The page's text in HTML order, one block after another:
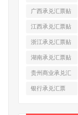
现(874)
广西承兑汇票贴
现(278)
江西承兑汇票贴
现(366)
浙江承兑汇票贴
现(691)
湖南承兑汇票贴
现(453)
贵州商业承兑汇
票(284)
银行承兑汇票